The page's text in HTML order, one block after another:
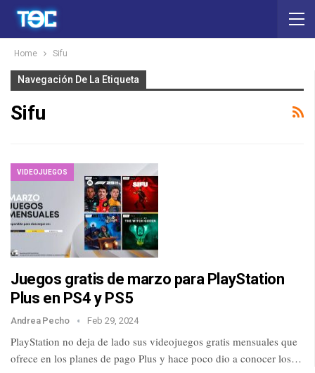
Home Sifu
Navegación De La Etiqueta
Sifu
VIDEOJUEGOS
Juegos gratis de marzo para PlayStation
Plus en PS4 y PS5
Andrea Pecho Feb 29, 2024
PlayStation no deja de lado sus videojuegos gratis mensuales que
ofrece en los planes de pago Plus y hace poco dio a conocer los…